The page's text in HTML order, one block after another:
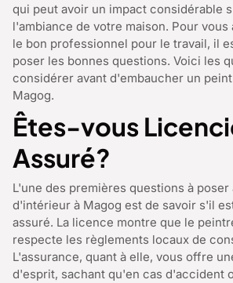
qui peut avoir un impact considérable
l'ambiance de votre maison. Pour
le bon professionnel pour le travail, il
poser les bonnes questions. Voici les
considérer avant d'embaucher un
Magog.
Êtes-vous
Assuré?
L'une des premières questions à
d'intérieur à Magog est de savoir s'il
assuré. La licence montre que le
respecte les règlements locaux de
L'assurance, quant à elle, vous offre
d'esprit, sachant qu'en cas d'accident